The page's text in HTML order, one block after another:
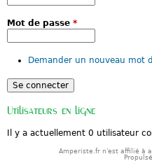
e
s
v
e
t
c
l
p
e
l
Mot de passe *
Demander un nouveau mot
Utilisateurs en ligne
Il y a actuellement 0 utilisateur
Amperiste.fr n'est affilié à